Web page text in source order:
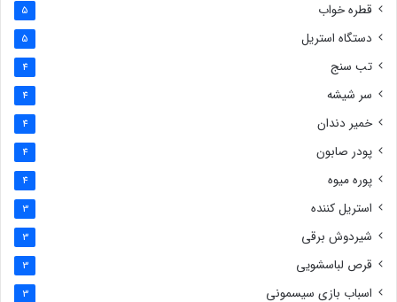
قطره خواب 5
دستگاه استریل 5
تب سنج 4
سر شیشه 4
خمیر دندان 4
پودر صابون 4
پوره میوه 4
استریل کننده 3
شیردوش برقی 3
قرص لباسشویی 3
اسباب بازی سیسمونی 3